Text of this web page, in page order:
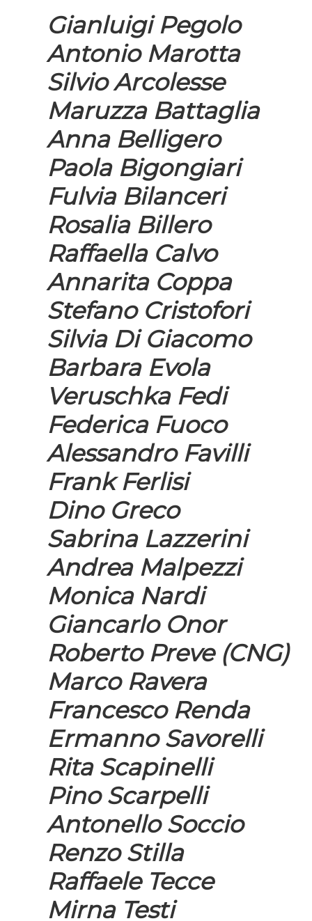
Gianluigi Pegolo
Antonio Marotta
Silvio Arcolesse
Maruzza Battaglia
Anna Belligero
Paola Bigongiari
Fulvia Bilanceri
Rosalia Billero
Raffaella Calvo
Annarita Coppa
Stefano Cristofori
Silvia Di Giacomo
Barbara Evola
Veruschka Fedi
Federica Fuoco
Alessandro Favilli
Frank Ferlisi
Dino Greco
Sabrina Lazzerini
Andrea Malpezzi
Monica Nardi
Giancarlo Onor
Roberto Preve (CNG)
Marco Ravera
Francesco Renda
Ermanno Savorelli
Rita Scapinelli
Pino Scarpelli
Antonello Soccio
Renzo Stilla
Raffaele Tecce
Mirna Testi